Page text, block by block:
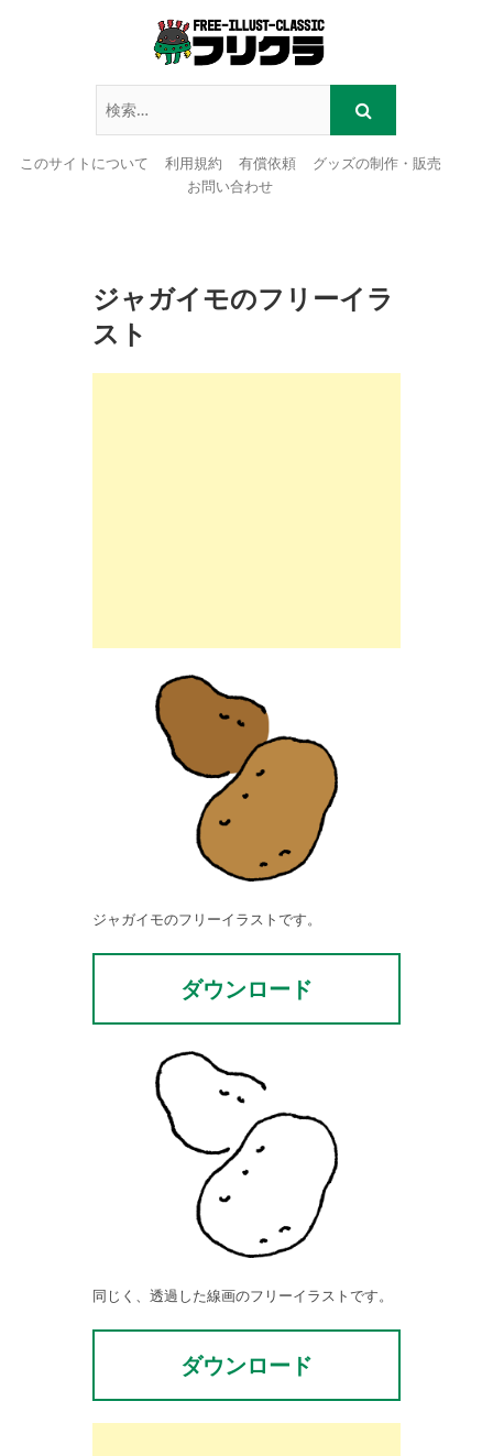
このサイトについて 利用規約 有償依頼
グッズの制作・販売
お問い合わせ
ジャガイモのフリーイラ
スト
ジャガイモのフリーイラストです。
ダウンロード
同じく、透過した線画のフリーイラストです。
ダウンロード